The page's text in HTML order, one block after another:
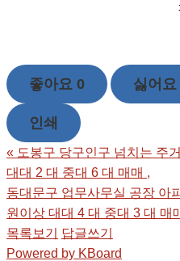
감사합니다
좋아요 0 싫어요
인쇄
« 도봉구 당구인구 넘치는 주
대대 2 대 중대 6 대 매매 ,
동대문구 업무사무실 공장 아
원이상 대대 4 대 중대 3 대 매
목록보기
답글쓰기
Powered by KBoard